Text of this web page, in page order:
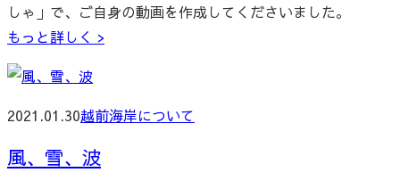
しゃ」で、ご自身の動画を作成してくださいました。
もっと詳しく >
2021.01.30越前海岸について
風、雪、波